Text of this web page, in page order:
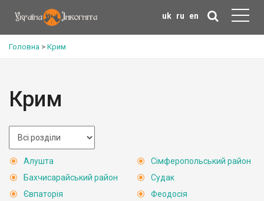
uk ru en
Головна > Крим
Крим
Алушта
Бахчисарайський район
Євпаторія
Сімферопольський район
Судак
Феодосія